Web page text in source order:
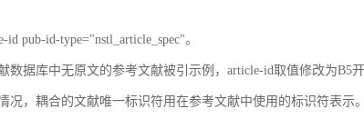
pub-id-type="nstl_article_spec"。
数据库中无原文的参考文献被引示例，article-id取值修改为B5开
况，耦合的文献唯一标识符用在参考文献中使用的标识符表示。